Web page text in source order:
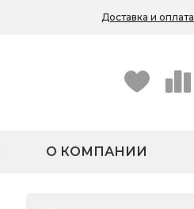
Доставка и оплата
О КОМПАНИИ